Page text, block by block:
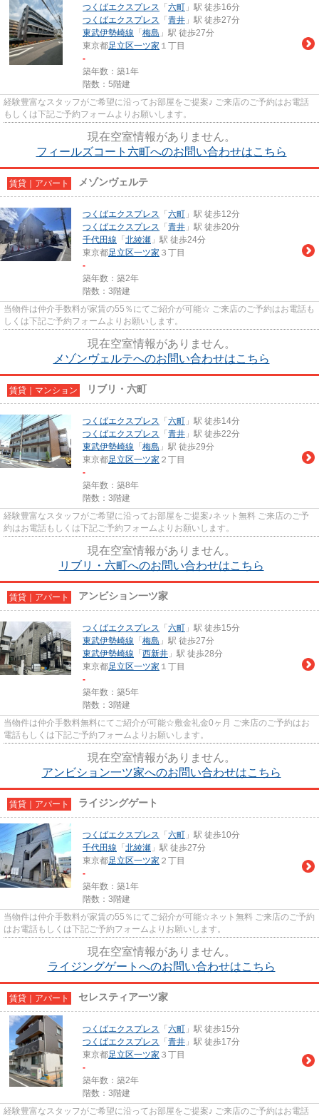
つくばエクスプレス 「 六町 」駅 徒歩16分
つくばエクスプレス 「 青井 」駅 徒歩27分
東武伊勢崎線 「 梅島 」駅 徒歩27分
東京都足立区一ツ家 １丁目
-
築年数：築1年
階数：5階建
経験豊富なスタッフがご希望に沿ってお部屋をご提案♪ ご来店のご予約はお電話
もしくは下記ご予約フォームよりお願いします。
現在空室情報がありません。
フィールズコート六町へのお問い合わせはこちら
賃貸｜アパート メゾンヴェルテ
つくばエクスプレス 「 六町 」駅 徒歩12分
つくばエクスプレス 「 青井 」駅 徒歩20分
千代田線 「 北綾瀬 」駅 徒歩24分
東京都足立区一ツ家 ３丁目
-
築年数：築2年
階数：3階建
当物件は仲介手数料が家賃の55％にてご紹介が可能☆ ご来店のご予約はお電話も
しくは下記ご予約フォームよりお願いします。
現在空室情報がありません。
メゾンヴェルテへのお問い合わせはこちら
賃貸｜マンション リブリ・六町
つくばエクスプレス 「 六町 」駅 徒歩14分
つくばエクスプレス 「 青井 」駅 徒歩22分
東武伊勢崎線 「 梅島 」駅 徒歩29分
東京都足立区一ツ家 ２丁目
-
築年数：築8年
階数：3階建
経験豊富なスタッフがご希望に沿ってお部屋をご提案♪ネット無料 ご来店のご予
約はお電話もしくは下記ご予約フォームよりお願いします。
現在空室情報がありません。
リブリ・六町へのお問い合わせはこちら
賃貸｜アパート アンビション一ツ家
つくばエクスプレス 「 六町 」駅 徒歩15分
東武伊勢崎線 「 梅島 」駅 徒歩27分
東武伊勢崎線 「 西新井 」駅 徒歩28分
東京都足立区一ツ家 １丁目
-
築年数：築5年
階数：3階建
当物件は仲介手数料無料にてご紹介が可能☆敷金礼金0ヶ月 ご来店のご予約はお
電話もしくは下記ご予約フォームよりお願いします。
現在空室情報がありません。
アンビション一ツ家へのお問い合わせはこちら
賃貸｜アパート ライジングゲート
つくばエクスプレス 「 六町 」駅 徒歩10分
千代田線 「 北綾瀬 」駅 徒歩27分
東京都足立区一ツ家 ２丁目
-
築年数：築1年
階数：3階建
当物件は仲介手数料が家賃の55％にてご紹介が可能☆ネット無料 ご来店のご予約
はお電話もしくは下記ご予約フォームよりお願いします。
現在空室情報がありません。
ライジングゲートへのお問い合わせはこちら
賃貸｜アパート セレスティア一ツ家
つくばエクスプレス 「 六町 」駅 徒歩15分
つくばエクスプレス 「 青井 」駅 徒歩17分
東京都足立区一ツ家 ３丁目
-
築年数：築2年
階数：3階建
経験豊富なスタッフがご希望に沿ってお部屋をご提案♪ ご来店のご予約はお電話